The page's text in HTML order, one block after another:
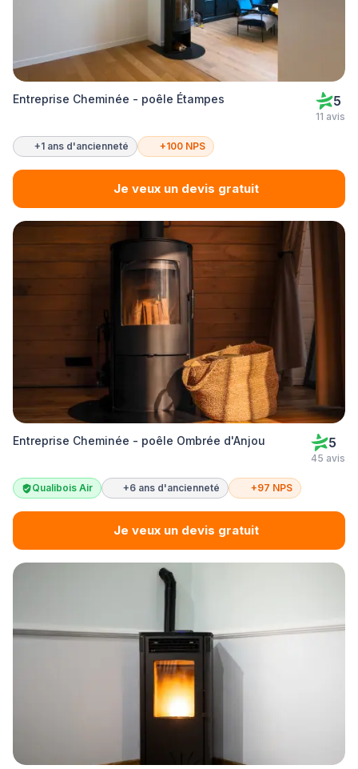
Entreprise Cheminée - poêle Étampes 5
11 avis
+1 ans d'ancienneté +100 NPS
Je veux un devis gratuit
Entreprise Cheminée - poêle Ombrée d'Anjou 5
45 avis
Qualibois Air +6 ans d'ancienneté +97 NPS
Je veux un devis gratuit